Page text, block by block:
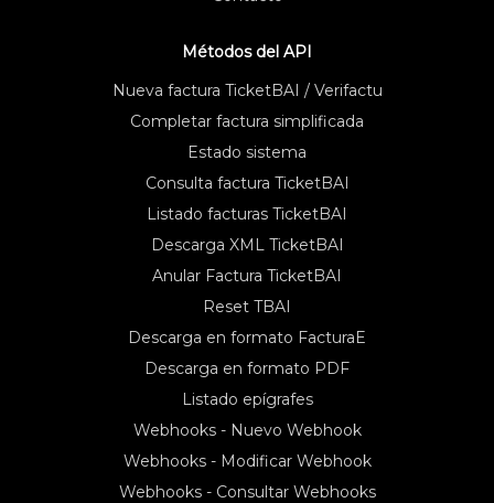
Métodos del API
Nueva factura TicketBAI / Verifactu
Completar factura simplificada
Estado sistema
Consulta factura TicketBAI
Listado facturas TicketBAI
Descarga XML TicketBAI
Anular Factura TicketBAI
Reset TBAI
Descarga en formato FacturaE
Descarga en formato PDF
Listado epígrafes
Webhooks - Nuevo Webhook
Webhooks - Modificar Webhook
Webhooks - Consultar Webhooks